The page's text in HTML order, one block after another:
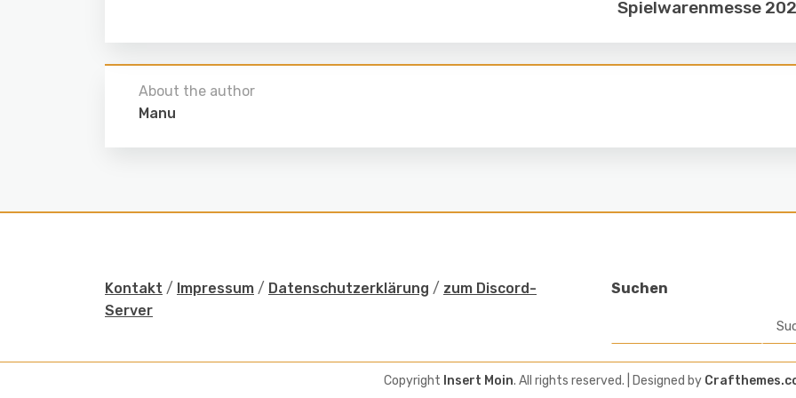
Spielwarenmesse
About the author
Manu
Kontakt / Impressum / Datenschutzerklärung / zum Discord-
Server
Suchen
Copyright Insert Moin. All rights reserved. | Designed by